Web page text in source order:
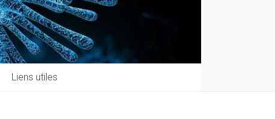
Liens utiles